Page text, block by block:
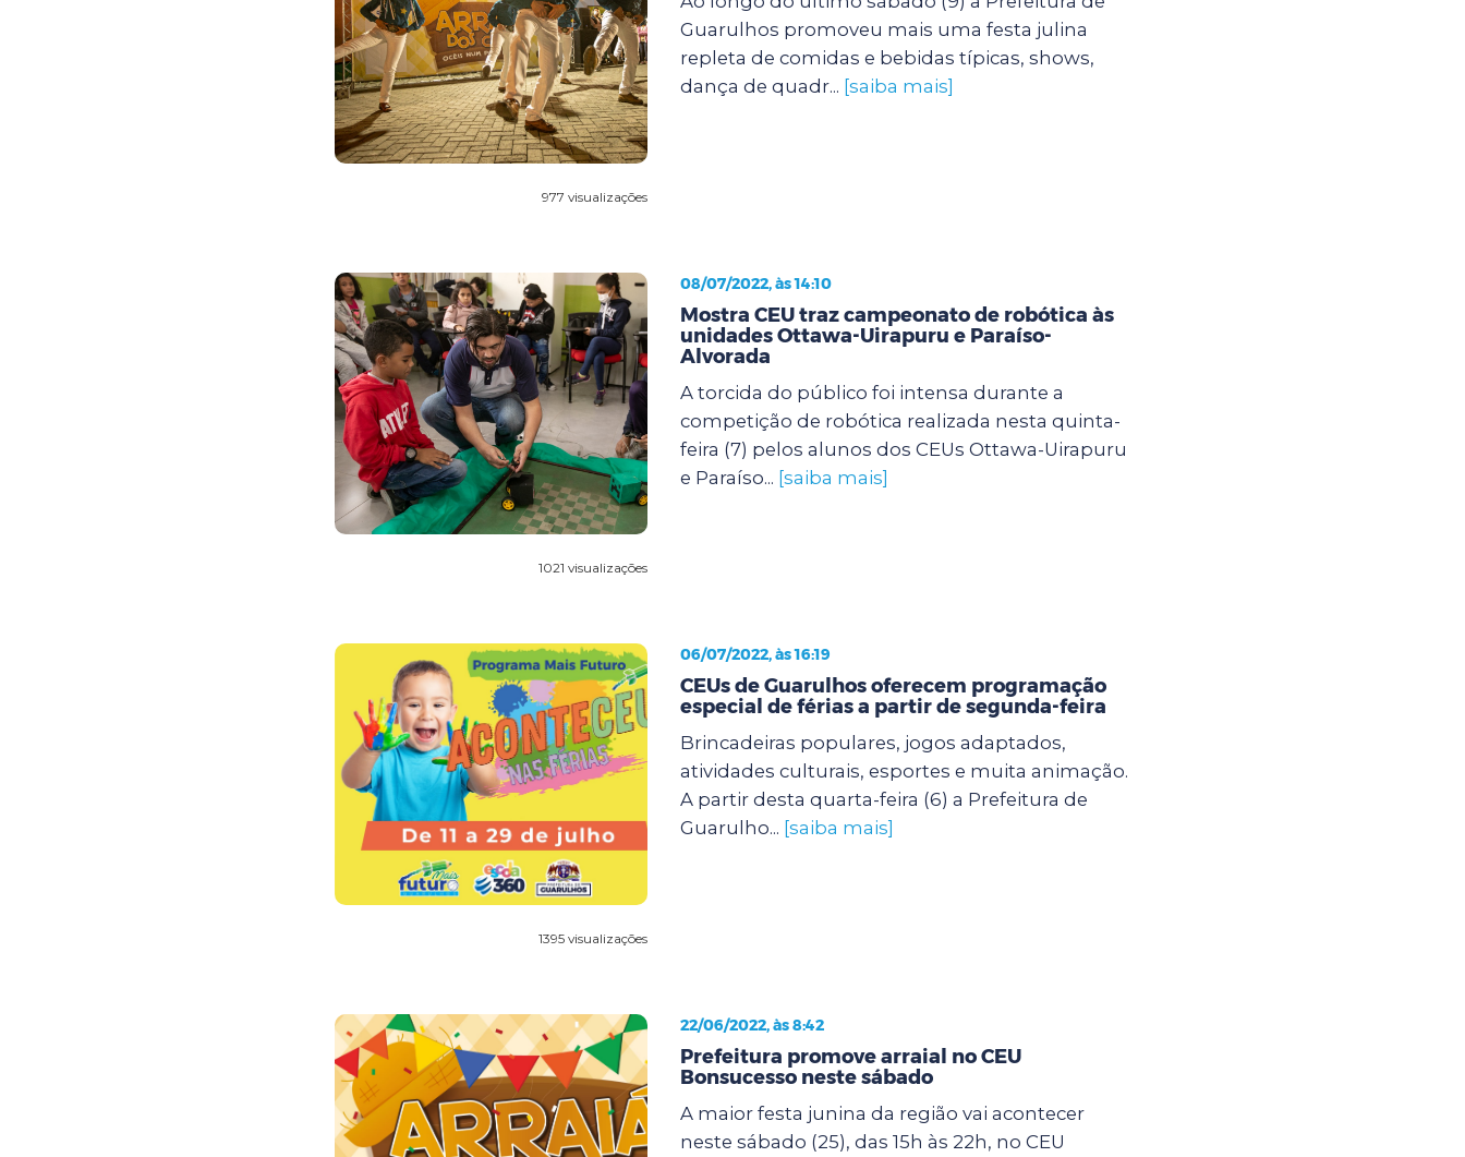
977 visualizações
Guarulhos promoveu mais uma festa julina
repleta de comidas e bebidas típicas, shows,
dança de quadr... [saiba mais]
1021 visualizações
08/07/2022, às 14:10
Mostra CEU traz campeonato de robótica às
unidades Ottawa-Uirapuru e Paraíso-
Alvorada
A torcida do público foi intensa durante a
competição de robótica realizada nesta quinta-
feira (7) pelos alunos dos CEUs Ottawa-Uirapuru
e Paraíso... [saiba mais]
1395 visualizações
06/07/2022, às 16:19
CEUs de Guarulhos oferecem programação
especial de férias a partir de segunda-feira
Brincadeiras populares, jogos adaptados,
atividades culturais, esportes e muita animação.
A partir desta quarta-feira (6) a Prefeitura de
Guarulho... [saiba mais]
22/06/2022, às 8:42
Prefeitura promove arraial no CEU
Bonsucesso neste sábado
A maior festa junina da região vai acontecer
neste sábado (25), das 15h às 22h, no CEU